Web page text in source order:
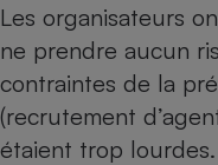
Les organisateurs
ne prendre aucun
contraintes de la
(recrutement
étaient trop lourdes.